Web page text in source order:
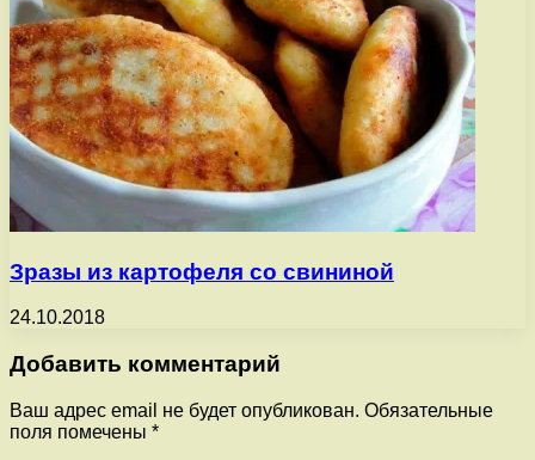
Зразы из картофеля со свининой
24.10.2018
Добавить комментарий
Ваш адрес email не будет опубликован. Обязательные
поля помечены *